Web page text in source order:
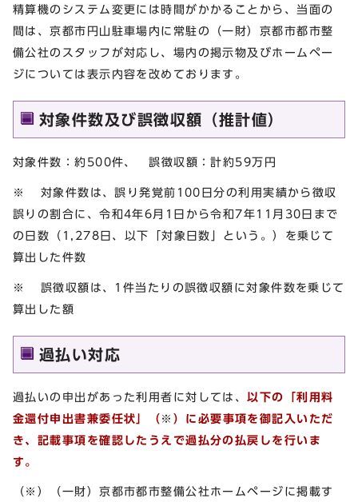
精算機のシステム変更には時間がかかることから、当面の
間は、京都市円山駐車場内に常駐の（一財）京都市都市整
備公社のスタッフが対応し、場内の掲示物及びホームペー
ジについては表示内容を改めております。
対象件数及び誤徴収額（推計値）
対象件数：約500件、 誤徴収額：計約59万円
※ 対象件数は、誤り発覚前100日分の利用実績から徴収
誤りの割合に、令和4年6月1日から令和7年11月30日まで
の日数（1,278日、以下「対象日数」という。）を乗じて
算出した件数
※ 誤徴収額は、1件当たりの誤徴収額に対象件数を乗じて
算出した額
過払い対応
過払いの申出があった利用者に対しては、 以下の「利用料
金還付申出書兼委任状」
（ ※ ）に必要事項を御記入いただ
き、記載事項を確認したうえで過払分の払戻しを行いま
す。
（※）（一財）京都市都市整備公社ホームページに掲載す